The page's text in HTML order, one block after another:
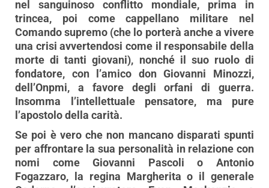
nel sanguinoso conflitto mondiale, prima in
trincea, poi come cappellano militare nel
Comando supremo (che lo porterà anche a vivere
una crisi avvertendosi come il responsabile della
morte di tanti giovani), nonché il suo ruolo di
fondatore, con l’amico don Giovanni Minozzi,
dell’Onpmi, a favore degli orfani di guerra.
Insomma l’intellettuale pensatore, ma pure
l’apostolo della carità.
Se poi è vero che non mancano disparati spunti
per affrontare la sua personalità in relazione con
nomi come Giovanni Pascoli o Antonio
Fogazzaro, la regina Margherita o il generale